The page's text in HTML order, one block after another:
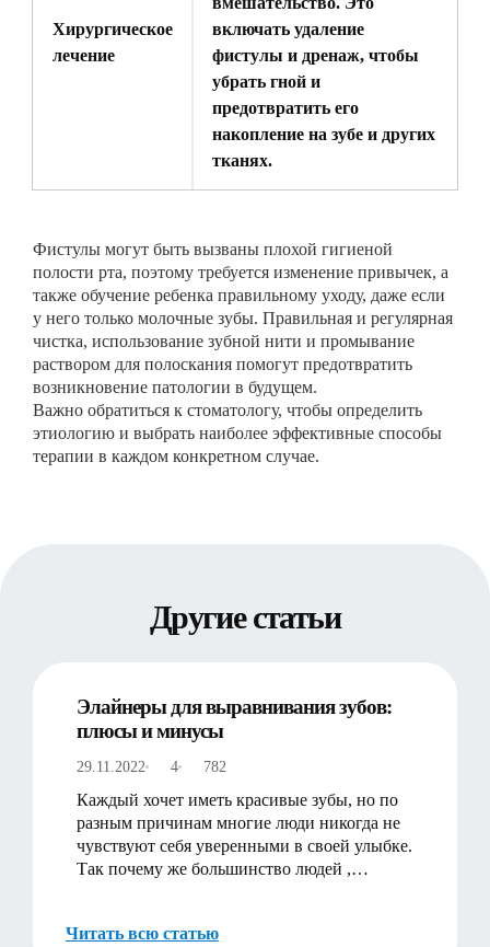
Хирургическое
лечение
включать удаление
фистулы и дренаж, чтобы
убрать гной и
предотвратить его
накопление на зубе и других
тканях.
Фистулы могут быть вызваны плохой гигиеной
полости рта, поэтому требуется изменение привычек, а
также обучение ребенка правильному уходу, даже если
у него только молочные зубы. Правильная и регулярная
чистка, использование зубной нити и промывание
раствором для полоскания помогут предотвратить
возникновение патологии в будущем.
Важно обратиться к стоматологу, чтобы определить
этиологию и выбрать наиболее эффективные способы
терапии в каждом конкретном случае.
Другие статьи
Элайнеры для выравнивания зубов:
плюсы и минусы
29.11.2022 4 782
Каждый хочет иметь красивые зубы, но по
разным причинам многие люди никогда не
чувствуют себя уверенными в своей улыбке.
Так почему же большинство людей ,
Читать всю статью